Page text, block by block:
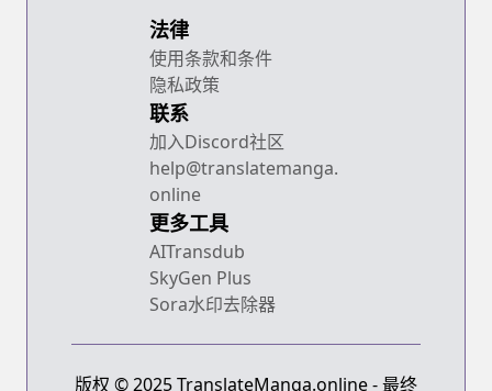
法律
使用条款和条件
隐私政策
联系
加入Discord社区
help@translatemanga.
online
更多工具
AITransdub
SkyGen Plus
Sora水印去除器
版权 © 2025 TranslateManga.online - 最终